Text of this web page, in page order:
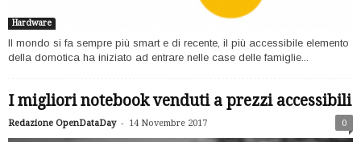
Hardware
Il mondo si fa sempre più smart e di recente, il più accessibile elemento
della domotica ha iniziato ad entrare nelle case delle famiglie...
I migliori notebook venduti a prezzi accessibili
Redazione OpenDataDay - 14 Novembre 2017 0